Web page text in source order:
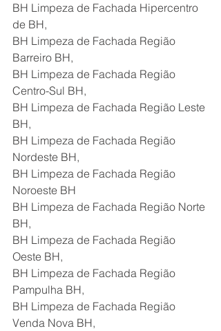
BH Limpeza de Fachada Hipercentro
de BH,
BH Limpeza de Fachada Região
Barreiro BH,
BH Limpeza de Fachada Região
Centro-Sul BH,
BH Limpeza de Fachada Região Leste
BH,
BH Limpeza de Fachada Região
Nordeste BH,
BH Limpeza de Fachada Região
Noroeste BH
BH Limpeza de Fachada Região Norte
BH,
BH Limpeza de Fachada Região
Oeste BH,
BH Limpeza de Fachada Região
Pampulha BH,
BH Limpeza de Fachada Região
Venda Nova BH,